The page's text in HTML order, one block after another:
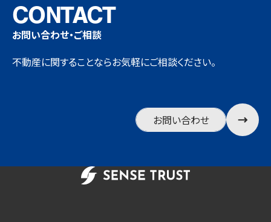
CONTACT
お問い合わせ・ご相談
不動産に関することならお気軽にご相談ください。
お問い合わせ